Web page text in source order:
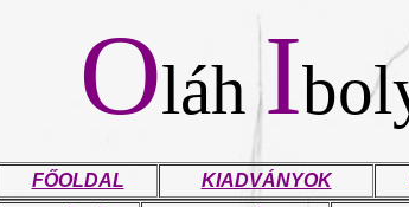
OláhI
FŐOLDAL KIADVÁNYOK